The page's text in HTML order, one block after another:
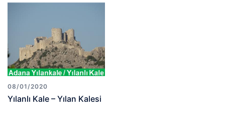
08/01/2020
Yılanlı Kale – Yılan Kalesi